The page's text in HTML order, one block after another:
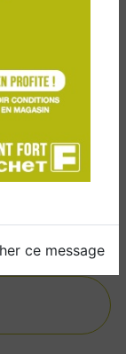
ce message
un
aujourd'hui
nous
besoins en
sécurité de